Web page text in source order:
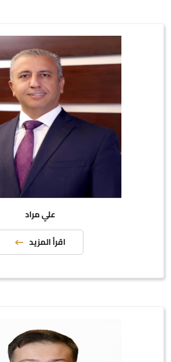
علي مراد
اقرأ المزيد